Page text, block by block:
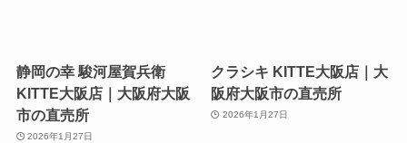
静岡の幸 駿河屋賀兵衛
KITTE大阪店｜大阪府大阪
市の直売所
2026年1月27日
クラシキ KITTE大阪店｜大
阪府大阪市の直売所
2026年1月27日